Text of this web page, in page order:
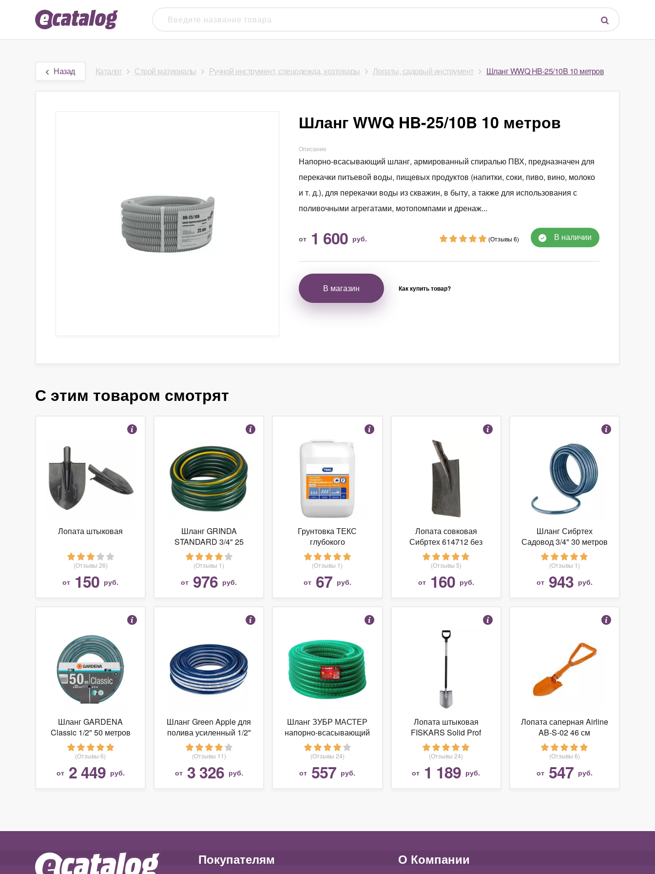
Назад Каталог Строй материалы Ручной инструмент, спецодежда, хозтовары Лопаты, садовый инструмент Шланг WWQ HB-25/10B 10 метров
Шланг WWQ HB-25/10B 10 метров
Описание
Напорно-всасывающий шланг, армированный спиралью ПВХ, предназначен для
перекачки питьевой воды, пищевых продуктов (напитки, соки, пиво, вино, молоко
и т. д.), для перекачки воды из скважин, в быту, а также для использования с
поливочными агрегатами, мотопомпами и дренаж...
от 1 600 руб. (Отзывы 6) В наличии
В магазин Как купить товар?
С этим товаром смотрят
Лопата штыковая
(Отзывы 26)
от 150 руб.
Шланг GRINDA
STANDARD 3/4" 25
метров
(Отзывы 1)
от 976 руб.
Грунтовка ТЕКС
глубокого
проникновения 2-в-1
Универсал (5 л)
(Отзывы 1)
от 67 руб.
Лопата совковая
Сибртех 614712 без
черенка
(Отзывы 5)
от 160 руб.
Шланг Сибртех
Садовод 3/4" 30 метров
(Отзывы 1)
от 943 руб.
Шланг GARDENA
Classic 1/2" 50 метров
(Отзывы 6)
от 2 449 руб.
Шланг Green Apple для
полива усиленный 1/2"
20 метров
(Отзывы 11)
от 3 326 руб.
Шланг ЗУБР МАСТЕР
напорно-всасывающий
3/4" 15 метров
(Отзывы 24)
от 557 руб.
Лопата штыковая
FISKARS Solid Prof
1050649
(Отзывы 24)
от 1 189 руб.
Лопата саперная Airline
AB-S-02 46 см
(Отзывы 6)
от 547 руб.
Покупателям О Компании